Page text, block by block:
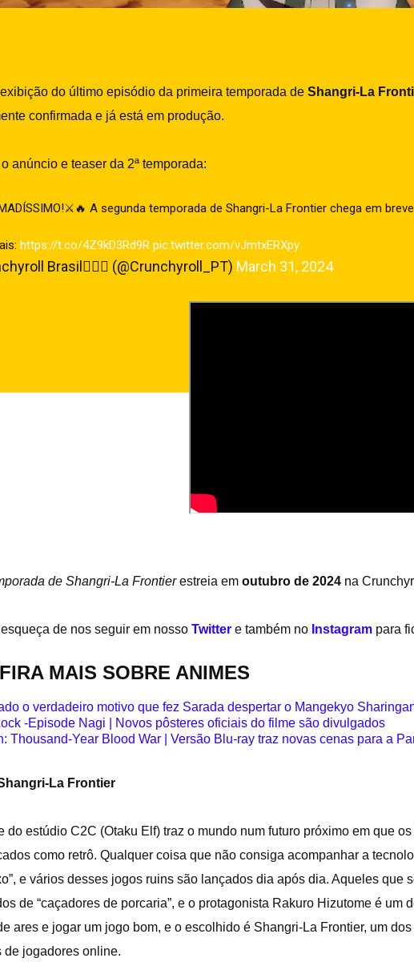
do último episódio da primeira temporada de Shangri-La
confirmada e já está em produção.
anúncio e teaser da 2ª temporada:
A segunda temporada de Shangri-La Frontier chega em
https://t.co/4Z9kD3Rd9R pic.twitter.com/vJmtxERXpy
Brasil🕵️‍♂️🔎 (@Crunchyroll_PT) March 31, 2024
de Shangri-La Frontierestreia em outubro de 2024 na
de nos seguir em nosso Twitter e também no Instagram para
MAIS SOBRE ANIMES
o verdadeiro motivo que fez Sarada despertar o Mangekyo
-Episode Nagi | Novos pôsteres oficiais do filme são divulgados
Thousand-Year Blood War | Versão Blu-ray traz novas cenas para a
La Frontier
do estúdio C2C (Otaku Elf) traz o mundo num futuro próximo em que
como retrô. Qualquer coisa que não consiga acompanhar a
e vários desses jogos ruins são lançados dia após dia. Aqueles que
de “caçadores de porcaria”, e o protagonista Rakuro Hizutome é um
ares e jogar um jogo bom, e o escolhido é Shangri-La Frontier, um
de jogadores online.